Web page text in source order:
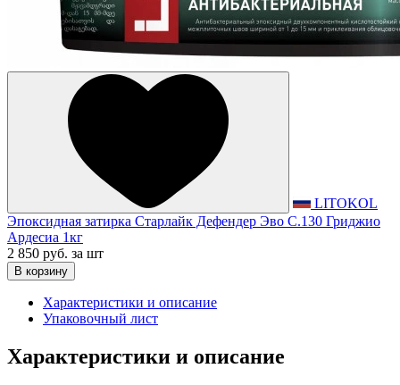
LITOKOL
Эпоксидная затирка Старлайк Дефендер Эво С.130 Гриджио
Ардесиа 1кг
2 850 руб. за шт
В корзину
Характеристики и описание
Упаковочный лист
Характеристики и описание